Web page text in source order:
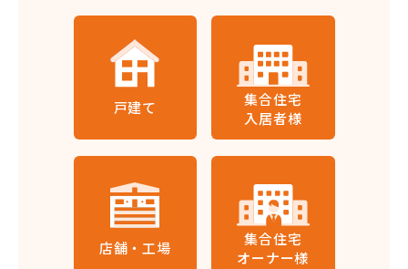
戸建て
集合住宅
入居者様
店舗・工場
集合住宅
オーナー様